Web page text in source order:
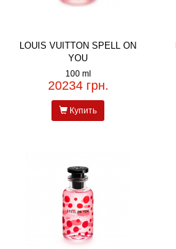
LOUIS VUITTON SPELL ON
YOU
100 ml
20234 грн.
Купить